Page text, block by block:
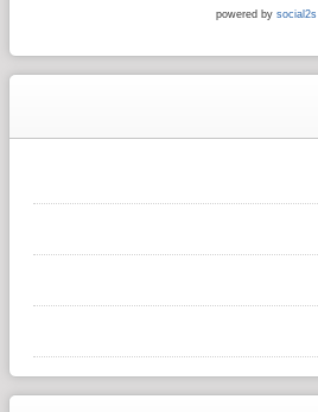
powered by social2s